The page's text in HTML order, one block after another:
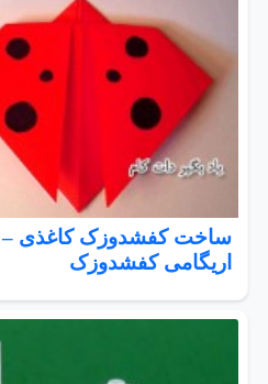
ساخت کفشدوزک کاغذی –
اریگامی کفشدوزک